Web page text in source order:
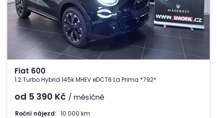
Fiat 600
1.2 Turbo Hybrid 145k MHEV eDCT6 La Prima *792*
od 5 390 Kč / měsíčně
Roční nájezd: 10 000 km